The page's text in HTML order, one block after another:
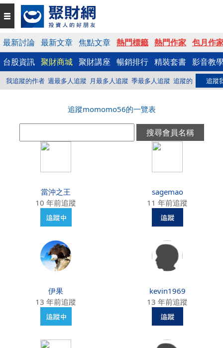
最新討論 最新文章 焦點文章 熱門標籤 熱門作家 包月作
台股資訊 聚財商城 聚財講座 暢銷排行 精裝套書 影音教
我追蹤的作者 週最多人追蹤 月最多人追蹤 季最多人追蹤 追蹤的 追蹤
追蹤momomo56的一覽表
當沖之王
10 年前追蹤
sagemao
11 年前追蹤
伊果
13 年前追蹤
kevin1969
13 年前追蹤